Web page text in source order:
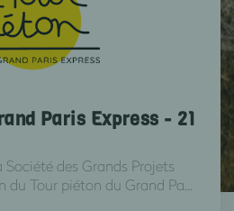
Paris Express - 21
des Grands Projets
Tour piéton du Grand Pa...